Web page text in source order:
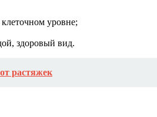
уровне;
здоровый вид.
растяжек